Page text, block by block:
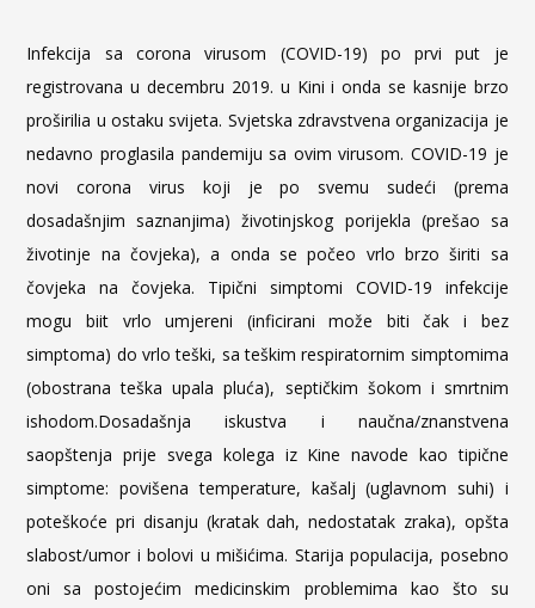
Infekcija sa corona virusom (COVID-19) po prvi put je
registrovana u decembru 2019. u Kini i onda se kasnije brzo
proširilia u ostaku svijeta. Svjetska zdravstvena organizacija je
nedavno proglasila pandemiju sa ovim virusom. COVID-19 je
novi corona virus koji je po svemu sudeći (prema
dosadašnjim saznanjima) životinjskog porijekla (prešao sa
životinje na čovjeka), a onda se počeo vrlo brzo širiti sa
čovjeka na čovjeka. Tipični simptomi COVID-19 infekcije
mogu biit vrlo umjereni (inficirani može biti čak i bez
simptoma) do vrlo teški, sa teškim respiratornim simptomima
(obostrana teška upala pluća), septičkim šokom i smrtnim
ishodom.Dosadašnja iskustva i naučna/znanstvena
saopštenja prije svega kolega iz Kine navode kao tipične
simptome: povišena temperature, kašalj (uglavnom suhi) i
poteškoće pri disanju (kratak dah, nedostatak zraka), opšta
slabost/umor i bolovi u mišićima. Starija populacija, posebno
oni sa postojećim medicinskim problemima kao što su